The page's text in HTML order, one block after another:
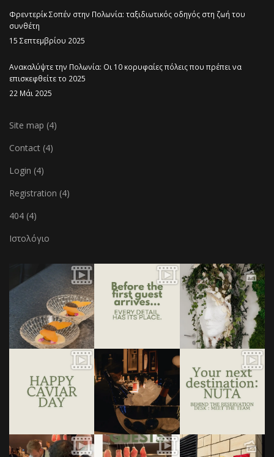
Φρεντερίκ Σοπέν στην Πολωνία: ταξιδιωτικός οδηγός στη ζωή του
συνθέτη
15 Σεπτεμβρίου 2025
Ανακαλύψτε την Πολωνία: Οι 10 κορυφαίες πόλεις που πρέπει να
επισκεφθείτε το 2025
22 Μάι 2025
Site map (4)
Contact (4)
Login (4)
Registration (4)
404 (4)
Ιστολόγιο